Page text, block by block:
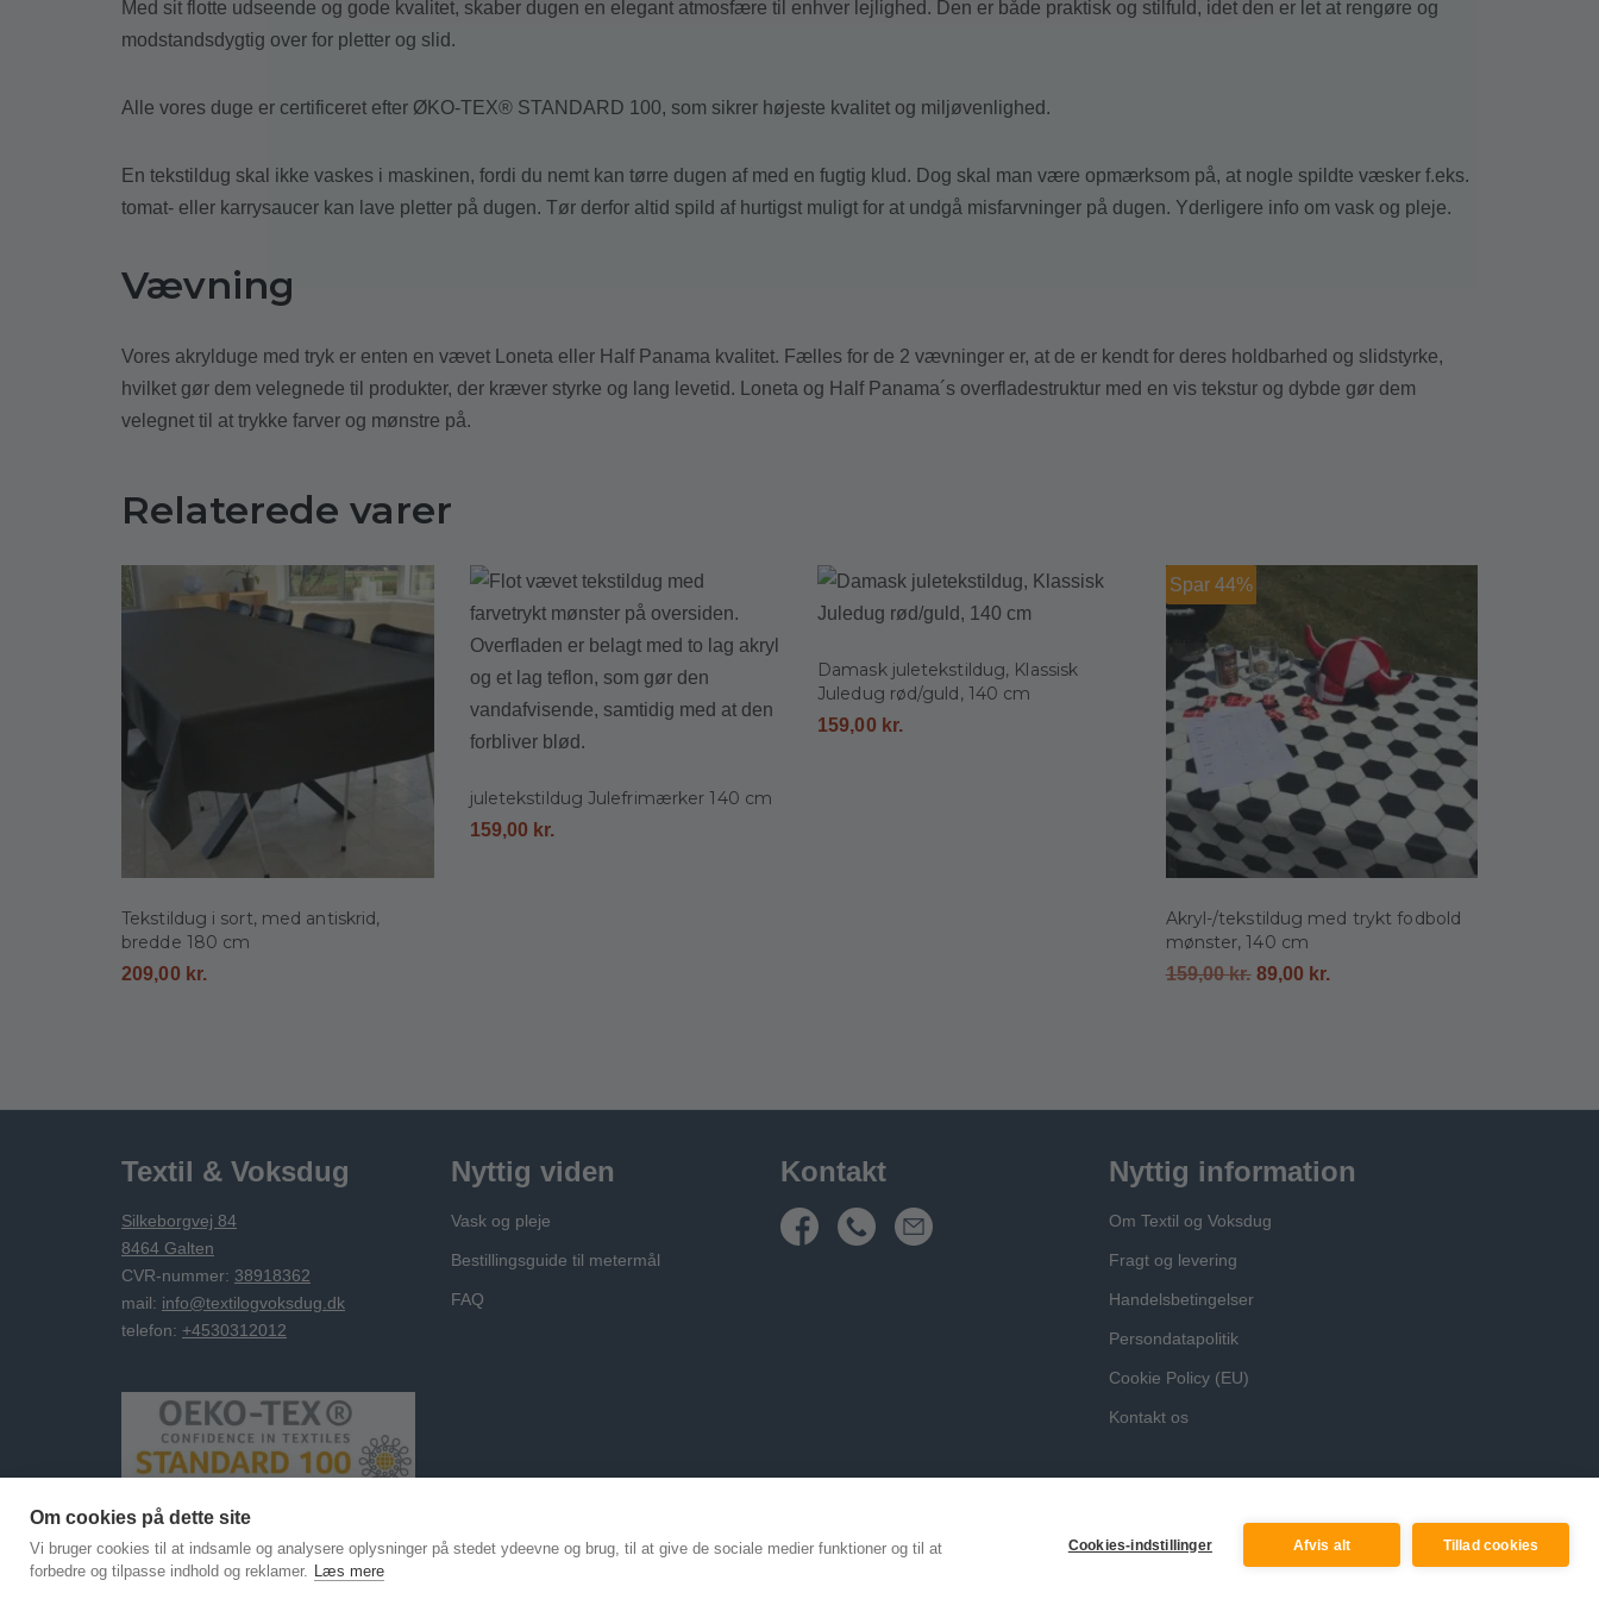
Med sit flotte udseende og gode kvalitet, skaber dugen en elegant atmosfære til enhver lejlighed. Den er både praktisk og stilfuld, idet den er let at rengøre og
modstandsdygtig over for pletter og slid.
Alle vores duge er certificeret efter ØKO-TEX® STANDARD 100, som sikrer højeste kvalitet og miljøvenlighed.
En tekstildug skal ikke vaskes i maskinen, fordi du nemt kan tørre dugen af med en fugtig klud. Dog skal man være opmærksom på, at nogle spildte væsker f.eks.
tomat- eller karrysaucer kan lave pletter på dugen. Tør derfor altid spild af hurtigst muligt for at undgå misfarvninger på dugen. Yderligere info om vask og pleje.
Vævning
Vores akrylduge med tryk er enten en vævet Loneta eller Half Panama kvalitet. Fælles for de 2 vævninger er, at de er kendt for deres holdbarhed og slidstyrke,
hvilket gør dem velegnede til produkter, der kræver styrke og lang levetid. Loneta og Half Panama´s overfladestruktur med en vis tekstur og dybde gør dem
velegnet til at trykke farver og mønstre på.
Relaterede varer
Tekstildug i sort, med antiskrid,
bredde 180 cm
209,00 kr.
juletekstildug Julefrimærker 140 cm
159,00 kr.
Damask juletekstildug, Klassisk
Juledug rød/guld, 140 cm
159,00 kr.
Spar 44%
Akryl-/tekstildug med trykt fodbold
mønster, 140 cm
159,00kr. 89,00 kr.
Textil & Voksdug
Silkeborgvej 84
8464 Galten
CVR-nummer: 38918362
mail: info@textilogvoksdug.dk
telefon: +4530312012
Nyttig viden
Vask og pleje
Bestillingsguide til metermål
FAQ
Kontakt Nyttig information
Om Textil og Voksdug
Fragt og levering
Handelsbetingelser
Persondatapolitik
Cookie Policy (EU)
Kontakt os
©
Textilvoksdug 2026
Voksduge og akrylduge - leveret på mål og rør uden folder
Om cookies på dette site
Vi bruger cookies til at indsamle og analysere oplysninger på stedet ydeevne og brug, til at give de sociale medier funktioner og til at
forbedre og tilpasse indhold og reklamer. Læs mere
Cookies-indstillinger Afvis alt Tillad cookies